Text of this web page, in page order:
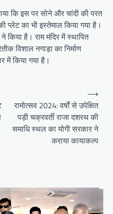
कि इस पर सोने और चांदी की परत
प्लेट का भी इस्तेमाल किया गया है।
किया है। राम मंदिर में स्थापित
विशाल नगाड़ा का निर्माण
में किया गया है।
रामोत्सव 2024: वर्षों से उपेक्षित
पड़ी चक्रवर्ती राजा दशरथ की
समाधि स्थल का योगी सरकार ने
कराया कायाकल्प
⟶